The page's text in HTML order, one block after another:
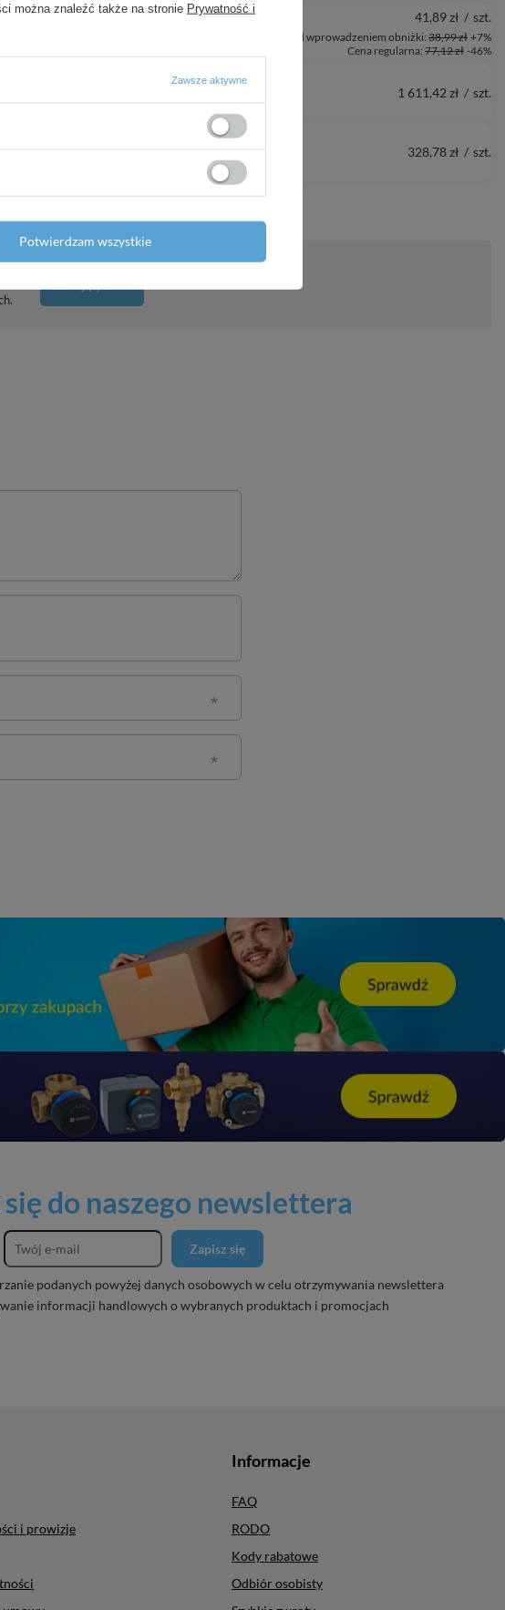
41,89 zł / szt.
Najniższa cena produktu w okresie 30 dni przed wprowadzeniem obniżki: 38,99 zł +7%
Cena regularna: 77,12 zł -46%
1 611,42 zł / szt.
328,78 zł / szt.
do naszego newslettera
Zapisz się
podanych powyżej danych osobowych w celu otrzymywania newslettera
informacji handlowych o wybranych produktach i promocjach
i prowizje
Informacje
FAQ
RODO
Kody rabatowe
Odbiór osobisty
można znaleźć także na stronie Prywatność i
Zawsze aktywne
Potwierdzam wszystkie